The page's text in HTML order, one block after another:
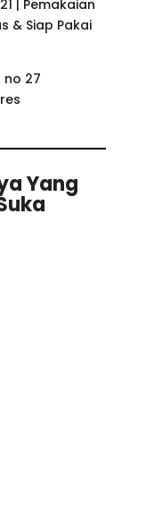
| Pemakaian
& Siap Pakai
no 27
Yang